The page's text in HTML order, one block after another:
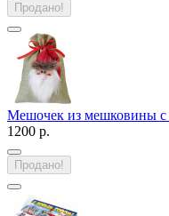
Продано!
Мешочек из мешковины с
1200 р.
Продано!